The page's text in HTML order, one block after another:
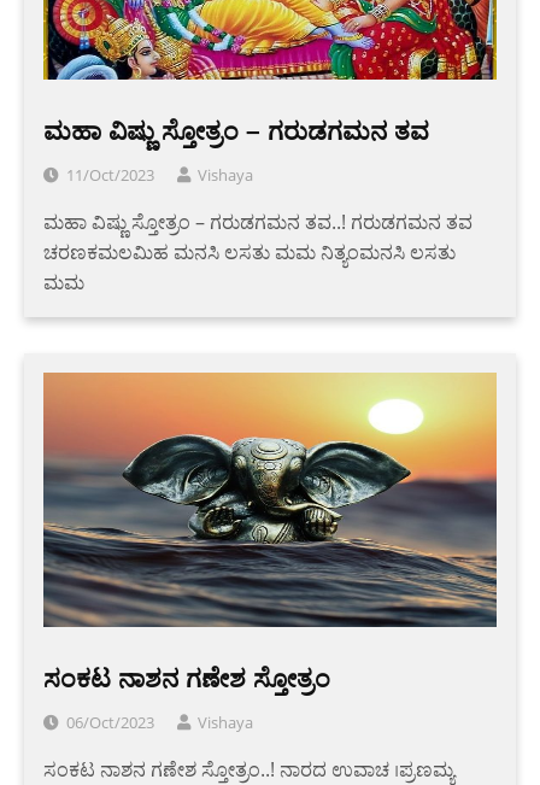
ಮಹಾ ವಿಷ್ಣು ಸ್ತೋತ್ರಂ – ಗರುಡಗಮನ ತವ
11/Oct/2023 Vishaya
ಮಹಾ ವಿಷ್ಣು ಸ್ತೋತ್ರಂ – ಗರುಡಗಮನ ತವ..! ಗರುಡಗಮನ ತವ
ಚರಣಕಮಲಮಿಹ ಮನಸಿ ಲಸತು ಮಮ ನಿತ್ಯಂಮನಸಿ ಲಸತು
ಮಮ
ಸಂಕಟ ನಾಶನ ಗಣೇಶ ಸ್ತೋತ್ರಂ
06/Oct/2023 Vishaya
ಸಂಕಟ ನಾಶನ ಗಣೇಶ ಸ್ತೋತ್ರಂ..! ನಾರದ ಉವಾಚ ।ಪ್ರಣಮ್ಯ